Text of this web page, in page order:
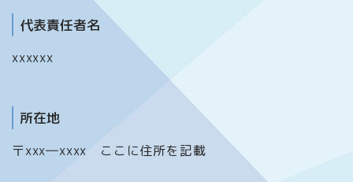
代表責任者名
xxxxxx
所在地
〒xxx―xxxx ここに住所を記載